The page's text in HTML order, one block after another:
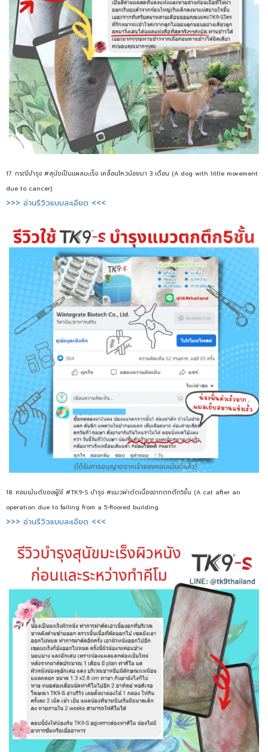
17. กรณีบำรุง #สุนัขเป็นแผลมะเร็ง เคลื่อนไหวน้อยมา 3 เดือน (A dog with little movement
due to cancer)
>>> อ่านรีวิวแบบละเอียด <<<
18. คอมเม้นต์ของผู้ใช้ #TK9-S บำรุง #แมวผ่าตัดเนื่องจากตกตึก5ชั้น (A cat after an
operation due to falling from a 5-floored building.
>>> อ่านรีวิวแบบละเอียด <<<